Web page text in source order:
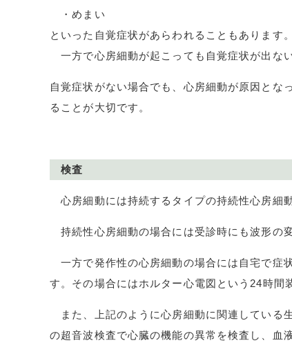
・めまい
といった自覚症状があらわれることもあります。
一方で心房細動が起こっても自覚症状が出な
自覚症状がない場合でも、心房細動が原因とな
ることが大切です。
検査
心房細動には持続するタイプの持続性心房細
持続性心房細動の場合には受診時にも波形の
一方で発作性の心房細動の場合には自宅で症
す。その場合にはホルター心電図という 24時間
また、上記のように心房細動に関連している
の超音波検査で心臓の機能の異常を検査し、血